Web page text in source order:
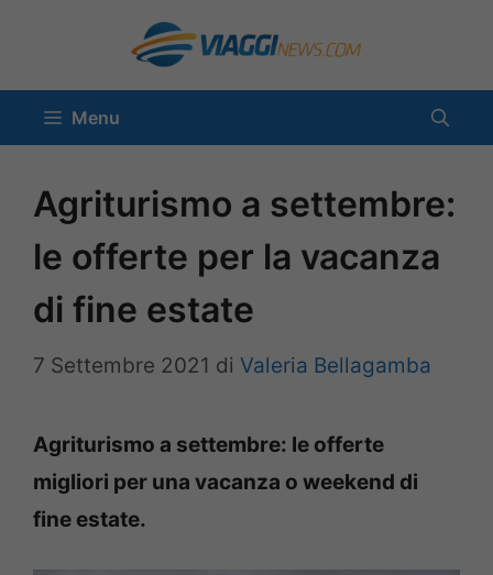
contenuto
Menu
Agriturismo a settembre:
le offerte per la vacanza
di fine estate
7 Settembre 2021 di Valeria Bellagamba
Agriturismo a settembre: le offerte
migliori per una vacanza o weekend di
fine estate.